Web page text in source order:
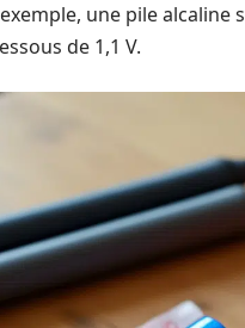
une pile alcaline
de 1,1 V.